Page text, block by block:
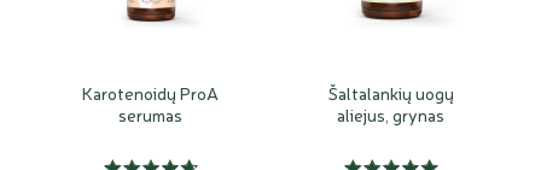
ar kitais minkštinančiais aliejais.
Po saulės vonių odai dažnai reikia švelnios, maitinamosios
priežiūros. Aliejai gali padėti palaikyti odos elastingumą ir
Karotenoidų ProA
serumas
Šaltalankių uogų
aliejus, grynas